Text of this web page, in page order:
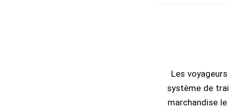
Les
système de
marchandise